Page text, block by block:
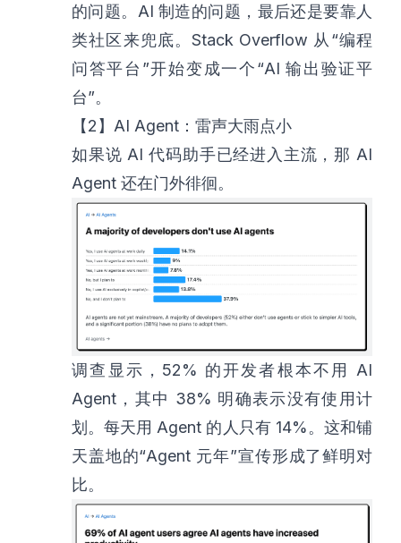
的问题。AI 制造的问题，最后还是要靠人
类社区来兜底。Stack Overflow 从“编程
问答平台”开始变成一个“AI 输出验证平
台”。
【2】AI Agent：雷声大雨点小
如果说 AI 代码助手已经进入主流，那 AI
Agent 还在门外徘徊。
调查显示，52% 的开发者根本不用 AI
Agent，其中 38% 明确表示没有使用计
划。每天用 Agent 的人只有 14%。这和铺
天盖地的“Agent 元年”宣传形成了鲜明对
比。